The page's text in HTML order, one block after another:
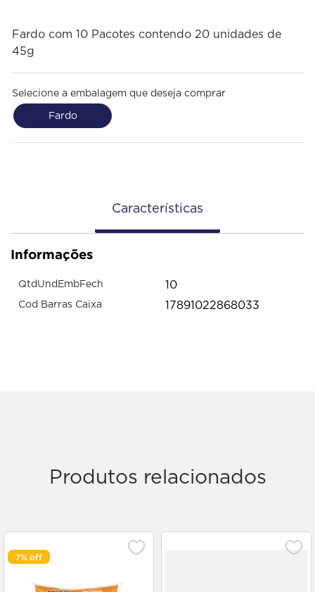
Fardo com 10 Pacotes contendo 20 unidades de
45g
Selecione a embalagem que deseja comprar
Fardo
Características
Informações
QtdUndEmbFech 10
Cod Barras Caixa 17891022868033
Produtos relacionados
7%